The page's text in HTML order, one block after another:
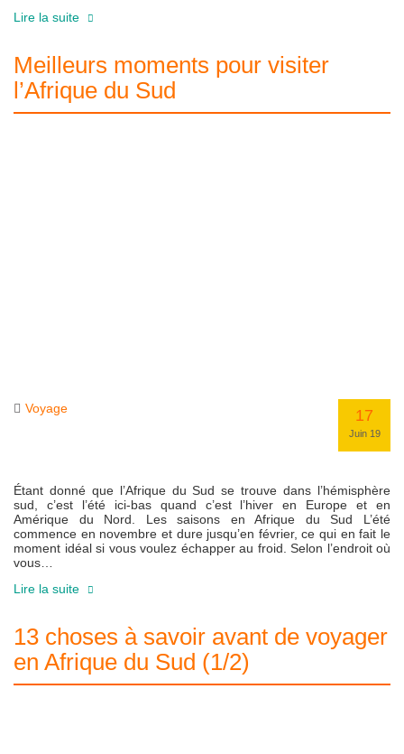
Lire la suite
Meilleurs moments pour visiter
l’Afrique du Sud
Voyage 17
Juin 19
Étant donné que l’Afrique du Sud se trouve dans l’hémisphère
sud, c’est l’été ici-bas quand c’est l’hiver en Europe et en
Amérique du Nord. Les saisons en Afrique du Sud L’été
commence en novembre et dure jusqu’en février, ce qui en fait le
moment idéal si vous voulez échapper au froid. Selon l’endroit où
vous…
Lire la suite
13 choses à savoir avant de voyager
en Afrique du Sud (1/2)